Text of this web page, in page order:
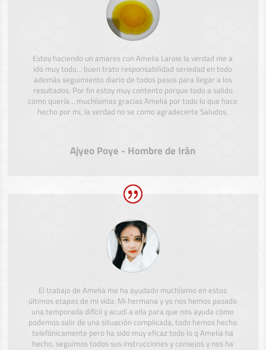
Estoy haciendo un amares con Amelia Laroie la verdad me a
ido muy todo… buen trato responsabilidad seriedad en todo
además seguimiento diario de todos pasos para llegar a los
resultados. Por fin estoy muy contento porque todo a salido
como quería… muchísimas gracias Amelia por todo lo que hace
hecho por mi, la verdad no se como agradecerte Saludos.
Ajyeo Poye - Hombre de Irán
El trabajo de Amelia me ha ayudado muchísimo en estos
últimos etapas de mi vida. Mi hermana y yo nos hemos pasado
una temporada difícil y acudí a ella para que nos ayuda cómo
podemos salir de una situación complicada, todo hemos hecho
telefónicamente pero ha sido muy eficaz todo lo q Amelia ha
hecho, seguimos todos sus instrucciones y consejos y nos ha